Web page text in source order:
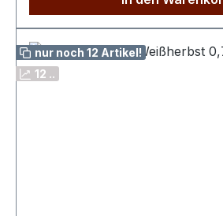
Wein weich, samtig und
angenehmen Tanninen und einem langen,
fruchtbetonten Abgang. Der UNO Primitivo di
Manduria passt hervorragend
Fleisch, Pasta, mediterranen Gerichten, Wild
nur noch 12 Artikel!
12 ..